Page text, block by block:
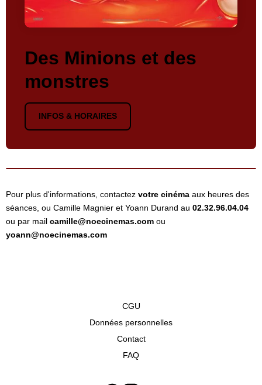
Des Minions et des
monstres
INFOS & HORAIRES
Pour plus d'informations, contactez votre cinéma aux heures des
séances, ou Camille Magnier et Yoann Durand au 02.32.96.04.04
ou par mail camille@noecinemas.com ou
yoann@noecinemas.com
CGU
Données personnelles
Contact
FAQ